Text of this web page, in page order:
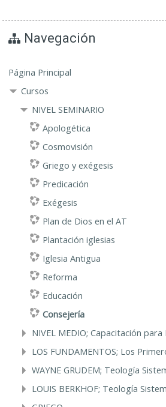
Navegación
Página Principal
Cursos
NIVEL SEMINARIO
Apologética
Cosmovisión
Griego y exégesis
Predicación
Exégesis
Plan de Dios en el AT
Plantación iglesias
Iglesia Antigua
Reforma
Educación
Consejería
NIVEL MEDIO; Capacitación para
LOS FUNDAMENTOS; Los
WAYNE GRUDEM; Teología
LOUIS BERKHOF; Teología